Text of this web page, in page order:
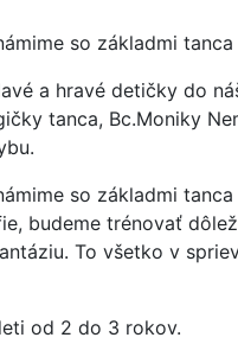
so základmi
a hravé detičky do
tanca, Bc.Moniky
so základmi
budeme trénovať
To všetko v
od 2 do 3 rokov.